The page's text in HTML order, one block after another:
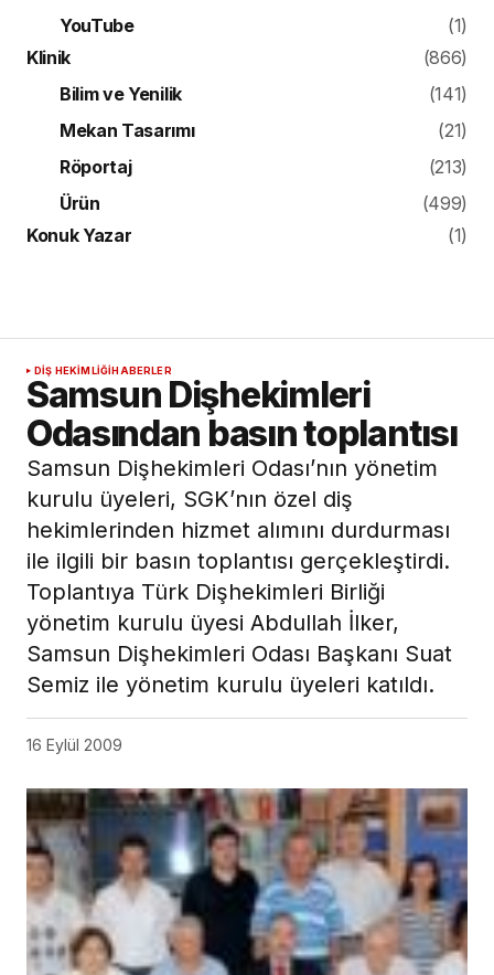
YouTube
(1)
Klinik
(866)
Bilim ve Yenilik
(141)
Mekan Tasarımı
(21)
Röportaj
(213)
Ürün
(499)
Konuk Yazar
(1)
DIŞ HEKIMLIĞIHABERLER
Samsun Dişhekimleri
Odasından basın toplantısı
Samsun Dişhekimleri Odası’nın yönetim
kurulu üyeleri, SGK’nın özel diş
hekimlerinden hizmet alımını durdurması
ile ilgili bir basın toplantısı gerçekleştirdi.
Toplantıya Türk Dişhekimleri Birliği
yönetim kurulu üyesi Abdullah İlker,
Samsun Dişhekimleri Odası Başkanı Suat
Semiz ile yönetim kurulu üyeleri katıldı.
16 Eylül 2009